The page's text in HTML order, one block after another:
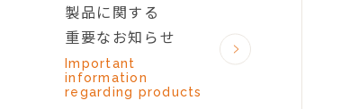
製品に関する
重要なお知らせ
Important
information
regarding products